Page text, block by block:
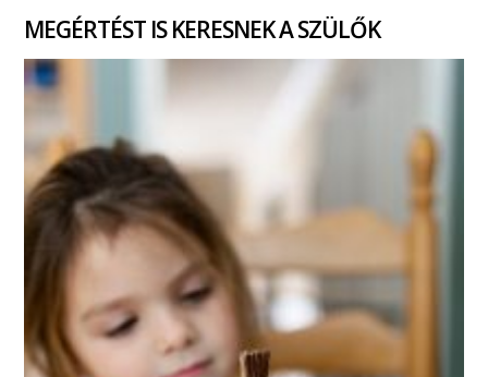
MEGÉRTÉST IS KERESNEK A SZÜLŐK